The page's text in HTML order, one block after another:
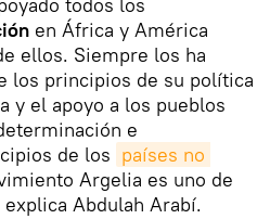
todos los
en África y América
ellos. Siempre los ha
los principios de su política
y el apoyo a los pueblos
e
de los países no
Argelia es uno de
Abdulah Arabí.